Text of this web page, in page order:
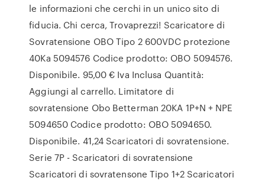
le informazioni che cerchi in un unico sito di
fiducia. Chi cerca, Trovaprezzi! Scaricatore di
Sovratensione OBO Tipo 2 600VDC protezione
40Ka 5094576 Codice prodotto: OBO 5094576.
Disponibile. 95,00 € Iva Inclusa Quantità:
Aggiungi al carrello. Limitatore di
sovratensione Obo Betterman 20KA 1P+N + NPE
5094650 Codice prodotto: OBO 5094650.
Disponibile. 41,24 Scaricatori di sovratensione.
Serie 7P - Scaricatori di sovratensione
Scaricatori di sovratensone Tipo 1+2 Scaricatori